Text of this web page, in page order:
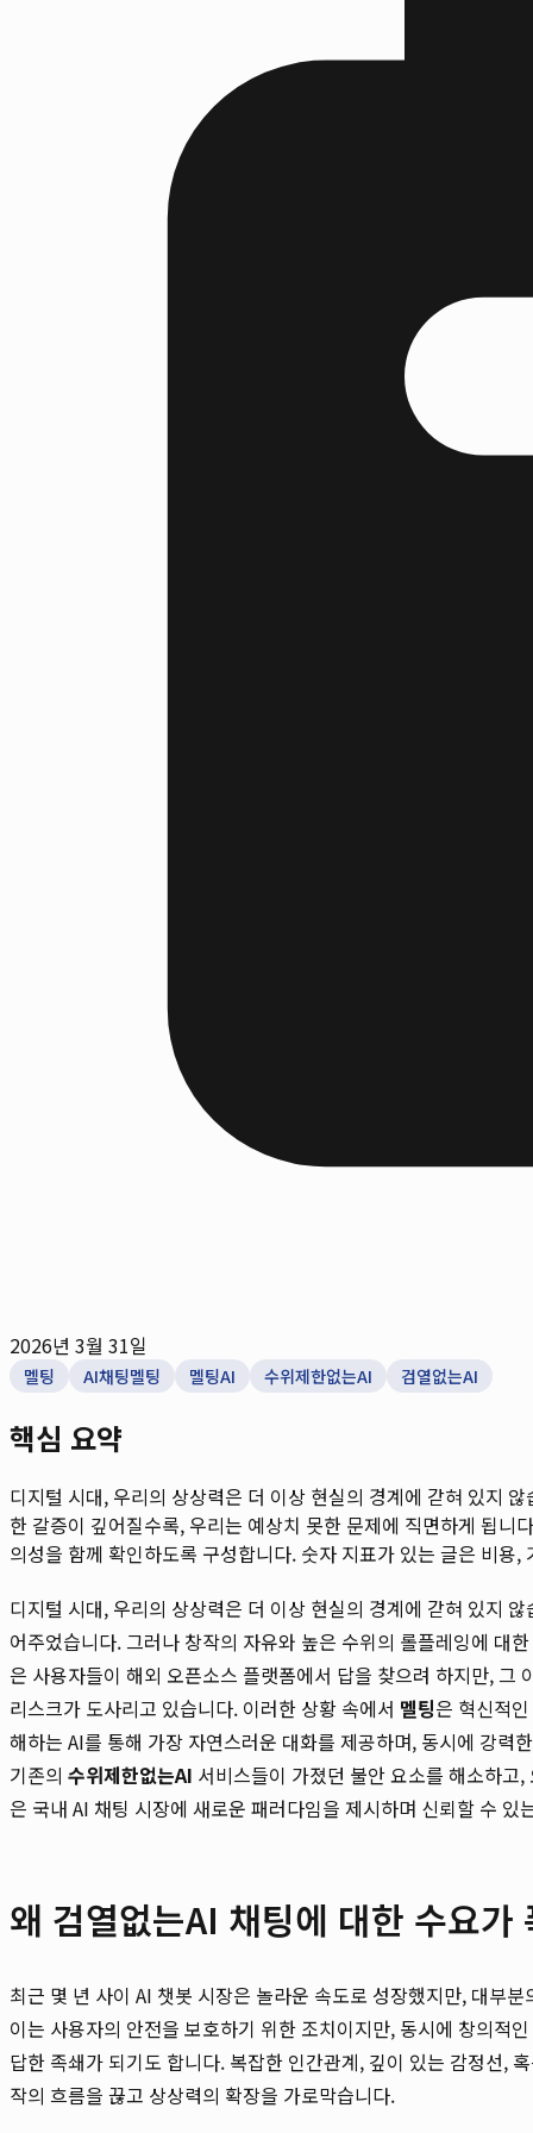
2026년 3월 31일
멜팅 AI채팅멜팅 멜팅AI 수위제한없는AI 검열없는AI
핵심 요약
디지털 시대, 우리의 상상력은 더 이상 현실의 경계에 갇혀 있지
한 갈증이 깊어질수록, 우리는 예상치 못한 문제에 직면하게 됩니
의성을 함께 확인하도록 구성합니다. 숫자 지표가 있는 글은 비용
디지털 시대, 우리의 상상력은 더 이상 현실의 경계에 갇혀 있지
어주었습니다. 그러나 창작의 자유와 높은 수위의 롤플레잉에 대
은 사용자들이 해외 오픈소스 플랫폼에서 답을 찾으려 하지만,
리스크가 도사리고 있습니다. 이러한 상황 속에서 멜팅은 혁신적
해하는 AI를 통해 가장 자연스러운 대화를 제공하며, 동시에 강
기존의 수위제한없는AI 서비스들이 가졌던 불안 요소를 해소하
은 국내 AI 채팅 시장에 새로운 패러다임을 제시하며 신뢰할 수
왜 검열없는AI 채팅에 대한 수요가
최근 몇 년 사이 AI 챗봇 시장은 놀라운 속도로 성장했지만, 대부
이는 사용자의 안전을 보호하기 위한 조치이지만, 동시에 창의적
답한 족쇄가 되기도 합니다. 복잡한 인간관계, 깊이 있는 감정선,
작의 흐름을 끊고 상상력의 확장을 가로막습니다.